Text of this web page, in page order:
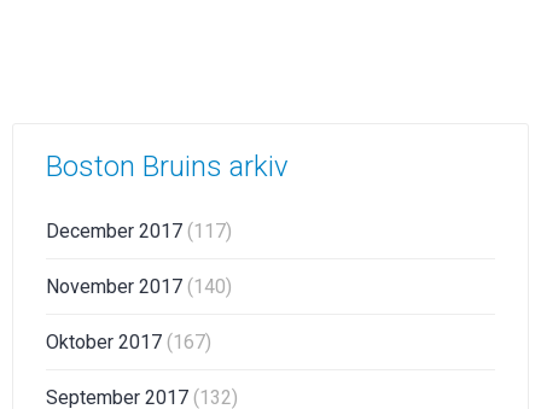
Boston Bruins arkiv
December 2017 (117)
November 2017 (140)
Oktober 2017 (167)
September 2017 (132)